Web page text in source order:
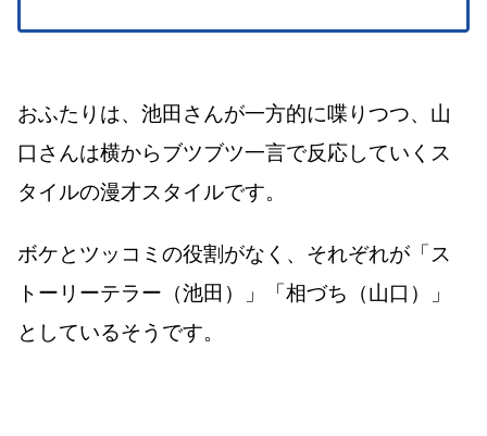
おふたりは、池田さんが一方的に喋りつつ、山
口さんは横からブツブツ一言で反応していくス
タイルの漫才スタイルです。
ボケとツッコミの役割がなく、それぞれが「ス
トーリーテラー（池田）」「相づち（山口）」
としているそうです。